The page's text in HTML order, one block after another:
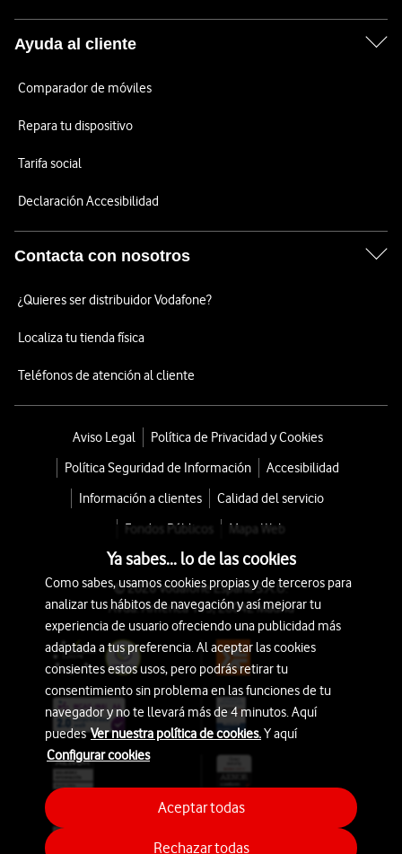
Ayuda al cliente
Comparador de móviles
Repara tu dispositivo
Tarifa social
Declaración Accesibilidad
Contacta con nosotros
¿Quieres ser distribuidor Vodafone?
Localiza tu tienda física
Teléfonos de atención al cliente
Aviso Legal
Política de Privacidad y Cookies
Política Seguridad de Información
Accesibilidad
Información a clientes
Calidad del servicio
Fondos Públicos
Mapa Web
© 2026 Vodafone España S.A.U.
Avda. América 115, 28042 Madrid
Ya sabes... lo de las cookies
Como sabes, usamos cookies propias y de terceros para
analizar tus hábitos de navegación y así mejorar tu
experiencia de usuario ofreciendo una publicidad más
adaptada a tus preferencia. Al aceptar las cookies
consientes estos usos, pero podrás retirar tu
consentimiento sin problema en las funciones de tu
navegador y no te llevará más de 4 minutos. Aquí
puedesVer nuestra política de cookies.Y aquí
Configurar cookies
Rechazar todas
Aceptar todas